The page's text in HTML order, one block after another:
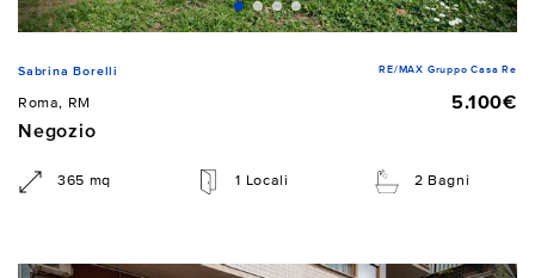
Sabrina Borelli RE/MAX Gruppo Casa Re
Roma, RM
5.100€
Negozio
365 mq 1 Locali 2 Bagni